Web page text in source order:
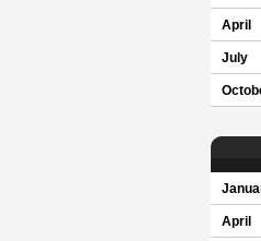
April
July
April